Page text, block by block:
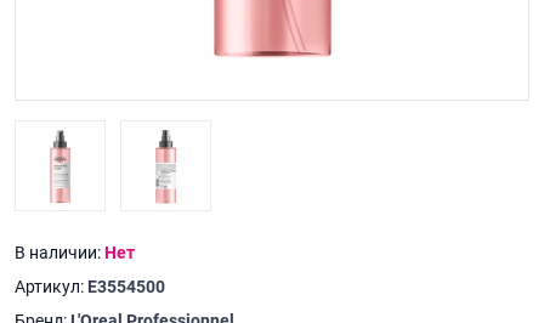
В наличии:Нет
Артикул: E3554500